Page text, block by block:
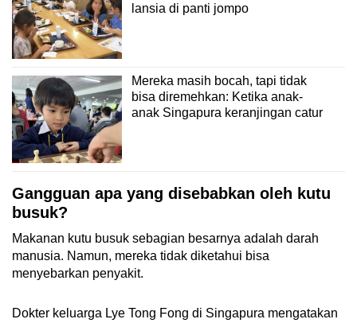
Word Search
Spot as many words as you can
Show Less
lansia di panti jompo
Mereka masih bocah, tapi tidak
bisa diremehkan: Ketika anak-
anak Singapura keranjingan catur
Gangguan apa yang disebabkan oleh kutu
busuk?
Makanan kutu busuk sebagian besarnya adalah darah
manusia. Namun, mereka tidak diketahui bisa
menyebarkan penyakit.
Dokter keluarga Lye Tong Fong di Singapura mengatakan